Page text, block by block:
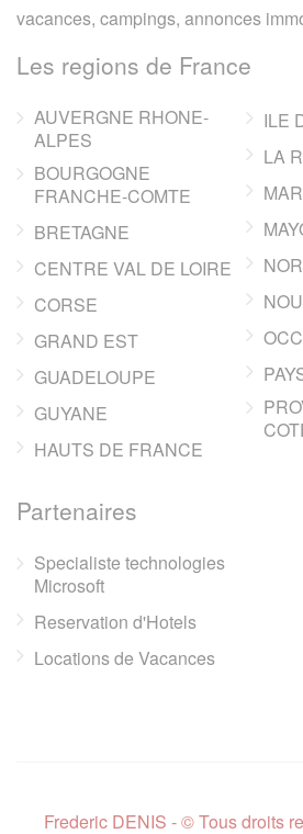
vacances, campings, annonces
Les regions de France
AUVERGNE RHONE-
ALPES
BOURGOGNE
FRANCHE-COMTE
BRETAGNE
CENTRE VAL DE LOIRE
CORSE
GRAND EST
GUADELOUPE
GUYANE
HAUTS DE FRANCE
ILE
LA
Partenaires
Specialiste technologies
Microsoft
Reservation d'Hotels
Locations de Vacances
Frederic DENIS - © Tous droits